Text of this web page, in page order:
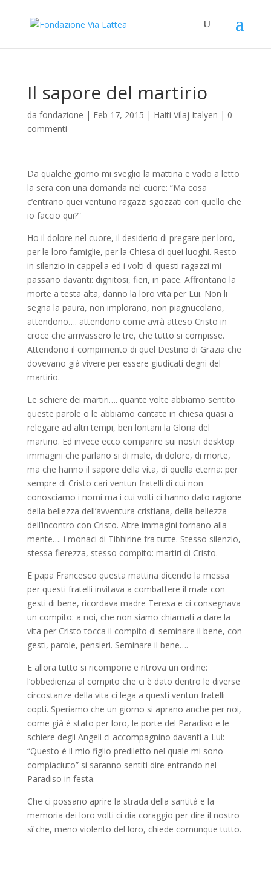
Il sapore del martirio
da fondazione | Feb 17, 2015 | Haiti Vilaj Italyen | 0
commenti
Da qualche giorno mi sveglio la mattina e vado a letto
la sera con una domanda nel cuore: “Ma cosa
c’entrano quei ventuno ragazzi sgozzati con quello che
io faccio qui?”
Ho il dolore nel cuore, il desiderio di pregare per loro,
per le loro famiglie, per la Chiesa di quei luoghi. Resto
in silenzio in cappella ed i volti di questi ragazzi mi
passano davanti: dignitosi, fieri, in pace. Affrontano la
morte a testa alta, danno la loro vita per Lui. Non li
segna la paura, non implorano, non piagnucolano,
attendono…. attendono come avrà atteso Cristo in
croce che arrivassero le tre, che tutto si compisse.
Attendono il compimento di quel Destino di Grazia che
dovevano già vivere per essere giudicati degni del
martirio.
Le schiere dei martiri…. quante volte abbiamo sentito
queste parole o le abbiamo cantate in chiesa quasi a
relegare ad altri tempi, ben lontani la Gloria del
martirio. Ed invece ecco comparire sui nostri desktop
immagini che parlano si di male, di dolore, di morte,
ma che hanno il sapore della vita, di quella eterna: per
sempre di Cristo cari ventun fratelli di cui non
conosciamo i nomi ma i cui volti ci hanno dato ragione
della bellezza dell’avventura cristiana, della bellezza
dell’incontro con Cristo. Altre immagini tornano alla
mente…. i monaci di Tibhirine fra tutte. Stesso silenzio,
stessa fierezza, stesso compito: martiri di Cristo.
E papa Francesco questa mattina dicendo la messa
per questi fratelli invitava a combattere il male con
gesti di bene, ricordava madre Teresa e ci consegnava
un compito: a noi, che non siamo chiamati a dare la
vita per Cristo tocca il compito di seminare il bene, con
gesti, parole, pensieri. Seminare il bene….
E allora tutto si ricompone e ritrova un ordine:
l’obbedienza al compito che ci è dato dentro le diverse
circostanze della vita ci lega a questi ventun fratelli
copti. Speriamo che un giorno si aprano anche per noi,
come già è stato per loro, le porte del Paradiso e le
schiere degli Angeli ci accompagnino davanti a Lui:
“Questo è il mio figlio prediletto nel quale mi sono
compiaciuto” si saranno sentiti dire entrando nel
Paradiso in festa.
Che ci possano aprire la strada della santità e la
memoria dei loro volti ci dia coraggio per dire il nostro
sî che, meno violento del loro, chiede comunque tutto.